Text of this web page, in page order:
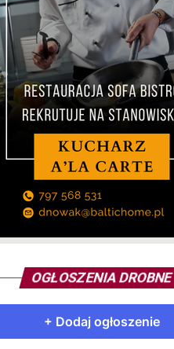
OGŁOSZENIA DROBNE